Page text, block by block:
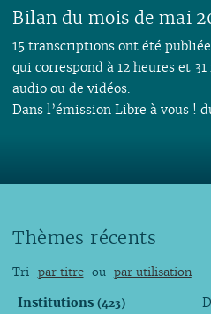
Bilan du mois de mai
15 transcriptions ont été
qui correspond à 12 heures et
audio ou de vidéos.
Dans l’émission Libre à vous !
Thèmes récents
Tri par titre ou par utilisation
Institutions (423)